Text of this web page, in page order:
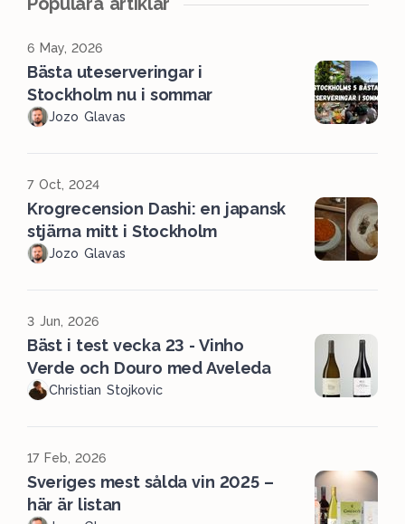
6 May, 2026
Bästa uteserveringar i
Stockholm nu i sommar
Jozo Glavas
7 Oct, 2024
Krogrecension Dashi: en japansk
stjärna mitt i Stockholm
Jozo Glavas
3 Jun, 2026
Bäst i test vecka 23 - Vinho
Verde och Douro med Aveleda
Christian Stojkovic
17 Feb, 2026
Sveriges mest sålda vin 2025 –
här är listan